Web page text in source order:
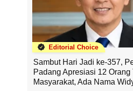
Editorial Choice
Sambut Hari Jadi ke-357,
Padang Apresiasi 12 Orang
Masyarakat, Ada Nama